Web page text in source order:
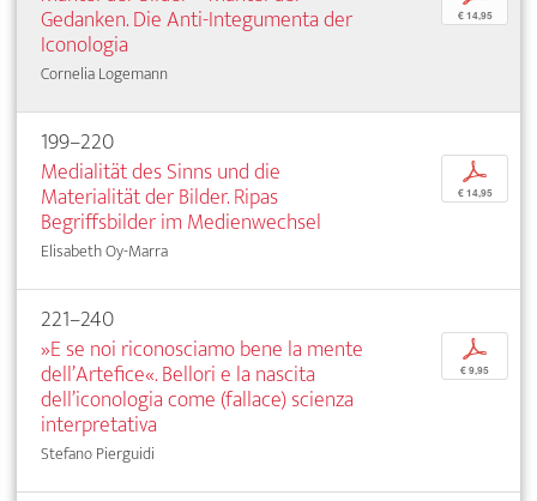
Gedanken. Die Anti-Integumenta der
Iconologia
Cornelia Logemann
€ 14,95
199–220
Medialität des Sinns und die
Materialität der Bilder. Ripas
Begriffsbilder im Medienwechsel
Elisabeth Oy-Marra
p
€ 14,95
221–240
»E se noi riconosciamo bene la mente
dell’Artefice«. Bellori e la nascita
dell’iconologia come (fallace) scienza
interpretativa
Stefano Pierguidi
p
€ 9,95